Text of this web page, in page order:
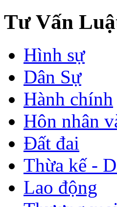
Tư Vấn
Hình sự
Dân Sự
Hành chính
Hôn nhân
Đất đai
Thừa kế -
Lao động